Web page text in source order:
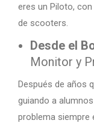
eres un Piloto,
de scooters.
Desde el
Monitor y
Después de años
guiando a
problema siempre